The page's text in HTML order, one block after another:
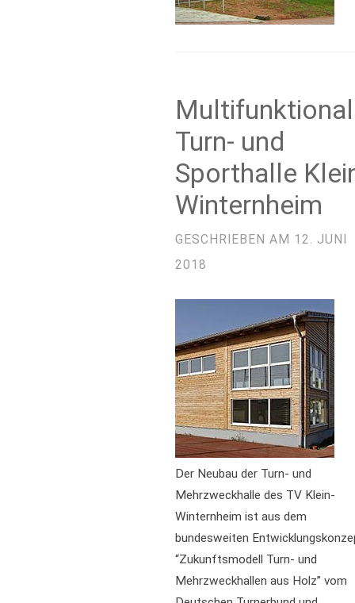
Turn- und
Sporthalle
Winternheim
GESCHRIEBEN AM 12. JUNI
2018
Der Neubau der Turn- und
Mehrzweckhalle des TV Klein-
Winternheim ist aus dem
bundesweiten
“Zukunftsmodell Turn- und
Mehrzweckhallen aus Holz” vom